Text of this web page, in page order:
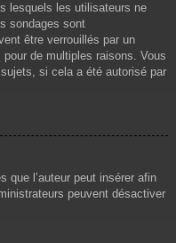
lesquels les utilisateurs ne
sondages sont
être verrouillés par un
de multiples raisons. Vous
si cela a été autorisé par
que l’auteur peut insérer afin
peuvent désactiver